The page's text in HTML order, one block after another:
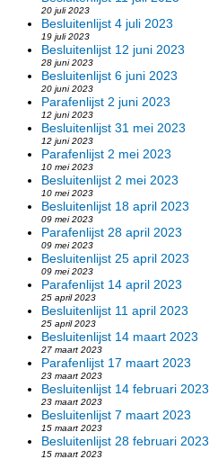
20 juli 2023
Besluitenlijst 4 juli 2023
19 juli 2023
Besluitenlijst 12 juni 2023
28 juni 2023
Besluitenlijst 6 juni 2023
20 juni 2023
Parafenlijst 2 juni 2023
12 juni 2023
Besluitenlijst 31 mei 2023
12 juni 2023
Parafenlijst 2 mei 2023
10 mei 2023
Besluitenlijst 2 mei 2023
10 mei 2023
Besluitenlijst 18 april 2023
09 mei 2023
Parafenlijst 28 april 2023
09 mei 2023
Besluitenlijst 25 april 2023
09 mei 2023
Parafenlijst 14 april 2023
25 april 2023
Besluitenlijst 11 april 2023
25 april 2023
Besluitenlijst 14 maart 2023
27 maart 2023
Parafenlijst 17 maart 2023
23 maart 2023
Besluitenlijst 14 februari 2023
23 maart 2023
Besluitenlijst 7 maart 2023
15 maart 2023
Besluitenlijst 28 februari 2023
15 maart 2023